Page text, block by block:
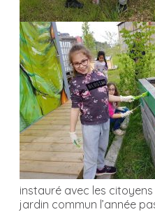
instauré avec les
jardin commun l’année